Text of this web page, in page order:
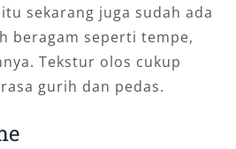
sekarang juga sudah ada
beragam seperti tempe,
Tekstur olos cukup
gurih dan pedas.